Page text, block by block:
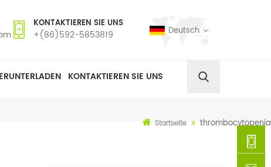
KONTAKTIEREN SIE UNS
+(86)592-5853819 Deutsch
KONTAKTIEREN SIE UNS
Startseite thrombocytopenia